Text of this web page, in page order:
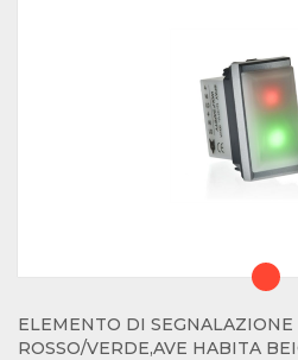
ELEMENTO DI
ROSSO/VERDE,AVE HABITA